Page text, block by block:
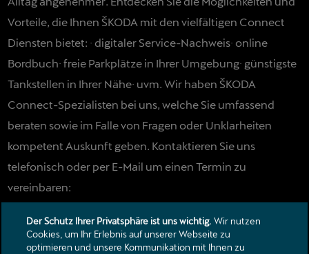
Vorteile, die Ihnen ŠKODA mit den vielfältigen Connect
Diensten bietet: · digitaler Service-Nachweis· online
Bordbuch· freie Parkplätze in Ihrer Umgebung· günstigste
Tankstellen in Ihrer Nähe· uvm. Wir haben ŠKODA
Connect-Spezialisten bei uns, welche Sie umfassend
beraten sowie im Falle von Fragen oder Unklarheiten
kompetent Auskunft geben. Kontaktieren Sie uns
telefonisch oder per E-Mail um einen Termin zu
vereinbaren:
Der Schutz Ihrer Privatsphäre ist uns wichtig. Wir nutzen
Cookies, um Ihr Erlebnis auf unserer Webseite zu
optimieren und unsere Kommunikation mit Ihnen zu